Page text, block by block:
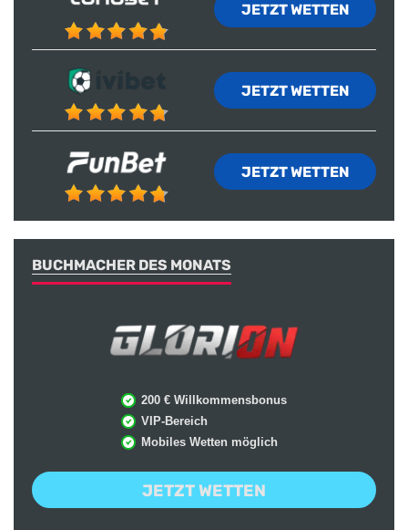
JETZT WETTEN
JETZT WETTEN
JETZT WETTEN
BUCHMACHER DES MONATS
200 € Willkommensbonus
VIP-Bereich
Mobiles Wetten möglich
JETZT WETTEN